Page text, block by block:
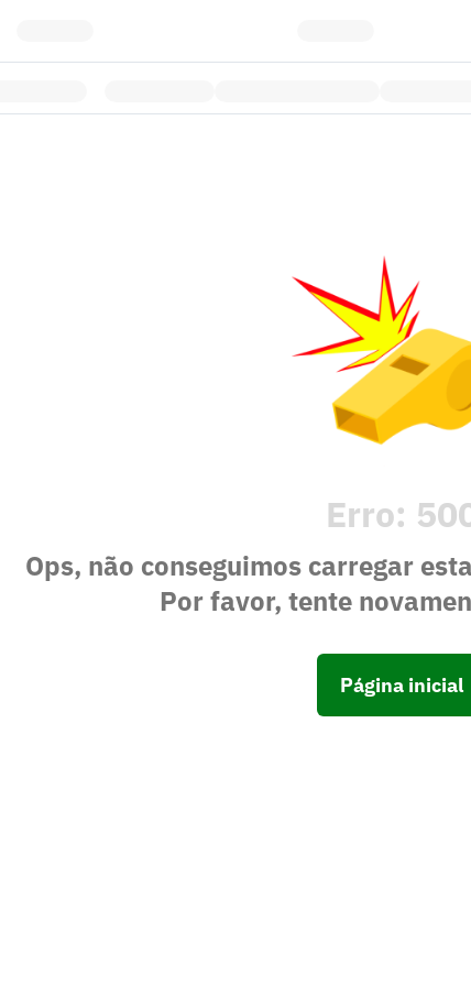
Erro:
Ops, não conseguimos carregar
Por favor, tente
Página inicial